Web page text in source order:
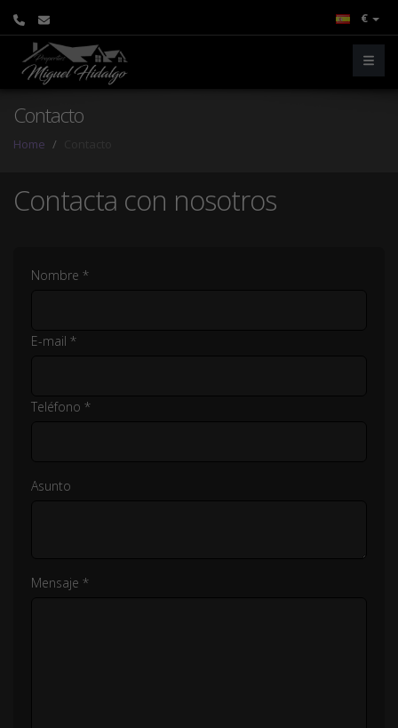
€
Contacto
Home
Contacta con nosotros
Nombre *
E-mail *
Teléfono *
Asunto
Mensaje *